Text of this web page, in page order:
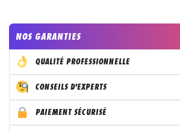
NOS GARANTIES
QUALITÉ PROFESSIONNELLE
CONSEILS D'EXPERTS
PAIEMENT SÉCURISÉ